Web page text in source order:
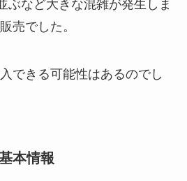
ぶなど大きな混雑が発生しま
売でした。
できる可能性はあるのでし
本情報